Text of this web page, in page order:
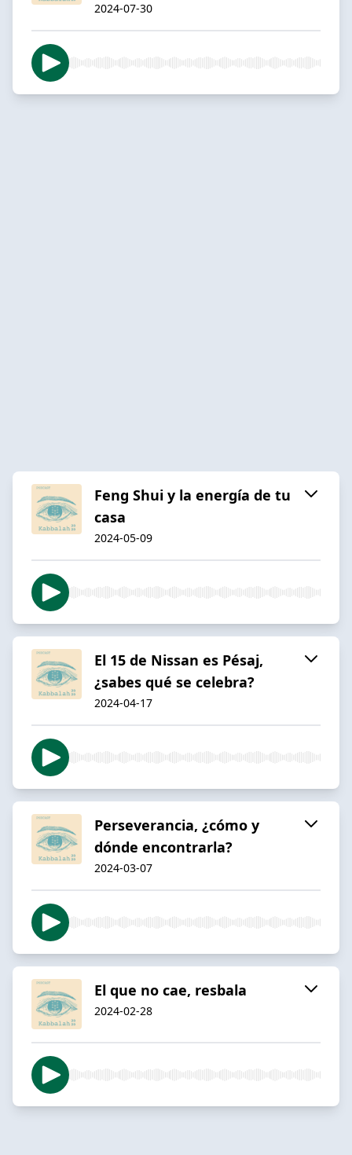
2024-07-30
Feng Shui y la energía de tu
casa
2024-05-09
El 15 de Nissan es Pésaj,
¿sabes qué se celebra?
2024-04-17
Perseverancia, ¿cómo y
dónde encontrarla?
2024-03-07
El que no cae, resbala
2024-02-28